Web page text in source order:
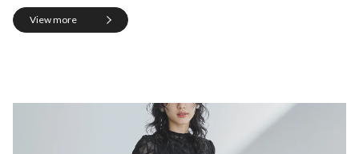
View more